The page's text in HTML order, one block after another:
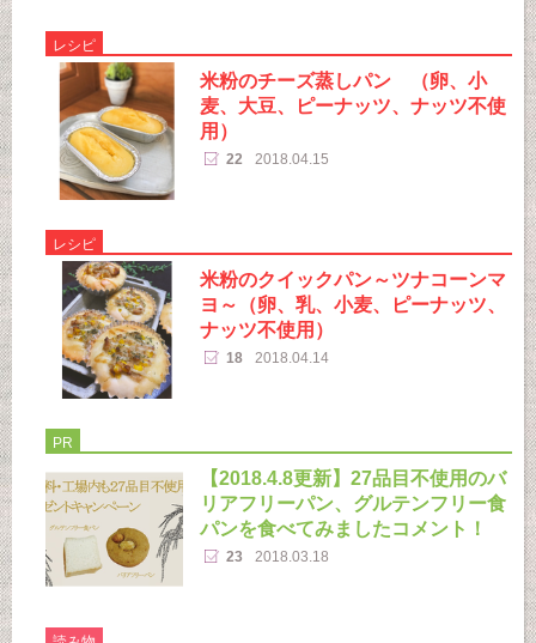
レシピ
米粉のチーズ蒸しパン （卵、小
麦、大豆、ピーナッツ、ナッツ不使
用）
22 2018.04.15
レシピ
米粉のクイックパン～ツナコーンマ
ヨ～（卵、乳、小麦、ピーナッツ、
ナッツ不使用）
18 2018.04.14
PR
【2018.4.8更新】27品目不使用のバ
リアフリーパン、グルテンフリー食
パンを食べてみましたコメント！
23 2018.03.18